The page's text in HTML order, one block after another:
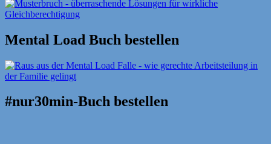
Mental Load Buch bestellen
#nur30min-Buch bestellen